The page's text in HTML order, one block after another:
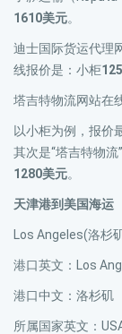
1610美元。
迪士国际货运代理
线报价是：小柜
塔吉特物流网站在
以小柜为例，报价
其次是“塔吉特物流
1280美元。
天津港到美国海运
Los Angeles(洛杉
港口英文：Los
港口中文：洛杉矶
所属国家英文：